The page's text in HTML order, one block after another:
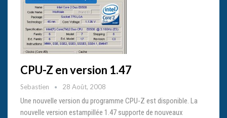
CPU-Z en version 1.47
Sebastien 28 Août, 2008
Une nouvelle version du programme CPU-Z est disponible. La
nouvelle version estampillée 1.47 supporte de nouveaux